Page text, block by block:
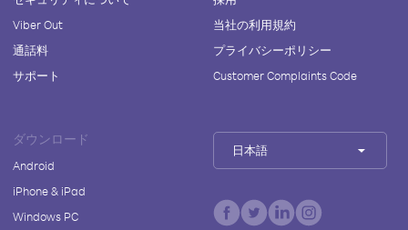
Viber Out
通話料
サポート
当社の利用規約
プライバシーポリシー
Customer Complaints Code
ダウンロード
Android
iPhone & iPad
Windows PC
日本語